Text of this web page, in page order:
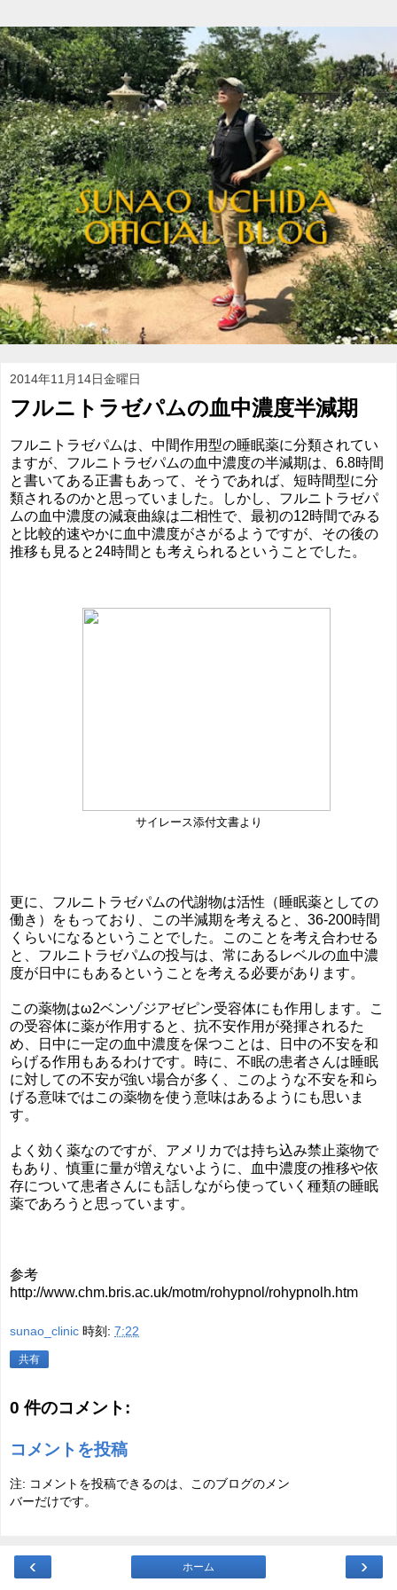
2014年11月14日金曜日
フルニトラゼパムの血中濃度半減期
フルニトラゼパムは、中間作用型の睡眠薬に分類されてい
ますが、フルニトラゼパムの血中濃度の半減期は、6.8時間
と書いてある正書もあって、そうであれば、短時間型に分
類されるのかと思っていました。しかし、フルニトラゼパ
ムの血中濃度の減衰曲線は二相性で、最初の12時間でみる
と比較的速やかに血中濃度がさがるようですが、その後の
推移も見ると24時間とも考えられるということでした。
サイレース添付文書より
更に、フルニトラゼパムの代謝物は活性（睡眠薬としての
働き）をもっており、この半減期を考えると、36-200時間
くらいになるということでした。このことを考え合わせる
と、フルニトラゼパムの投与は、常にあるレベルの血中濃
度が日中にもあるということを考える必要があります。
この薬物はω2ベンゾジアゼピン受容体にも作用します。こ
の受容体に薬が作用すると、抗不安作用が発揮されるた
め、日中に一定の血中濃度を保つことは、日中の不安を和
らげる作用もあるわけです。時に、不眠の患者さんは睡眠
に対しての不安が強い場合が多く、このような不安を和ら
げる意味ではこの薬物を使う意味はあるようにも思いま
す。
よく効く薬なのですが、アメリカでは持ち込み禁止薬物で
もあり、慎重に量が増えないように、血中濃度の推移や依
存について患者さんにも話しながら使っていく種類の睡眠
薬であろうと思っています。
参考
http://www.chm.bris.ac.uk/motm/rohypnol/rohypnolh.htm
sunao_clinic 時刻: 7:22
共有
0 件のコメント:
コメントを投稿
注: コメントを投稿できるのは、このブログのメン
バーだけです。
‹ ›
ホーム